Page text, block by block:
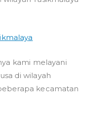
kami melayani
di wilayah
kecamatan